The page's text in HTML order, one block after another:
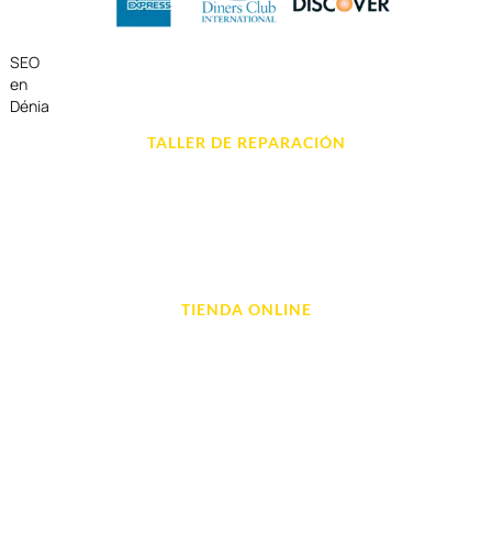
SEO
en
Dénia
TALLER DE REPARACIÓN
TIENDA ONLINE